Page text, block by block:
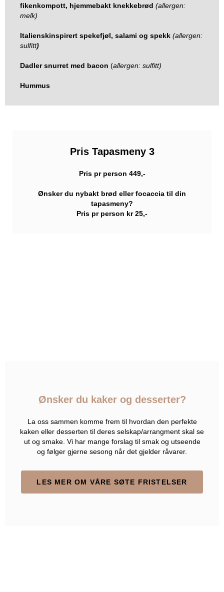
fikenkompott, hjemmebakt knekkebrød (allergen:
melk)
Italienskinspirert spekefjøl, salami og spekk (allergen:
sulfitt)
Dadler snurret med bacon (allergen: sulfitt)
Hummus
Pris Tapasmeny 3
Pris pr person 449,-
Ønsker du nybakt brød eller focaccia til din
tapasmeny?
Pris pr person kr 25,-
Ønsker du kaker og desserter?
La oss sammen komme frem til hvordan den perfekte
kaken eller desserten til deres selskap/arrangment skal se
ut og smake. Vi har mange forslag til smak og utseende
og følger gjerne sesong når det gjelder råvarer.
LES MER OM VÅRE SØTE FRISTELSER